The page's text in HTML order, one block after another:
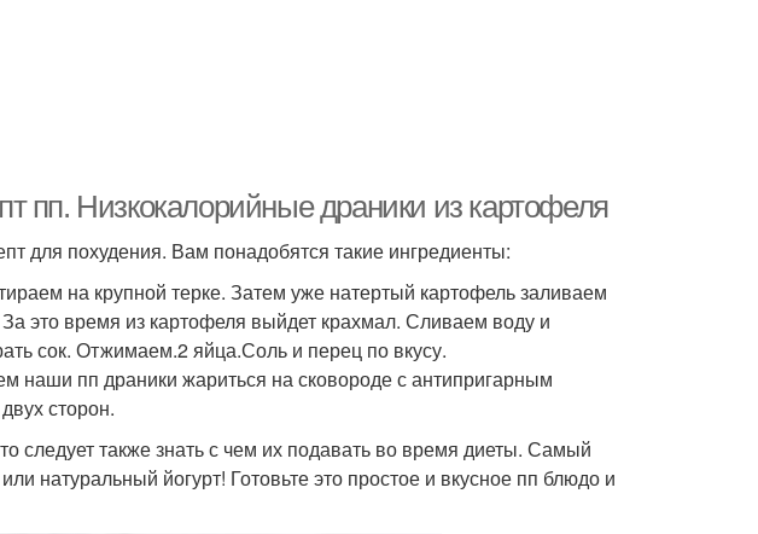
пп. Низкокалорийные драники из картофеля
для похудения. Вам понадобятся такие ингредиенты:
на крупной терке. Затем уже натертый картофель заливаем
это время из картофеля выйдет крахмал. Сливаем воду и
сок. Отжимаем.2 яйца.Соль и перец по вкусу.
наши пп драники жариться на сковороде с антипригарным
сторон.
следует также знать с чем их подавать во время диеты. Самый
натуральный йогурт! Готовьте это простое и вкусное пп блюдо и